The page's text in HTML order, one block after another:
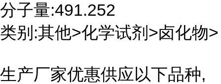
分子量:491.252
类别:其他>化学试剂>卤化物>
生产厂家优惠供应以下品种,